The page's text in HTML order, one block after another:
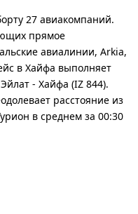
27 авиакомпаний.
прямое
авиалинии, Arkia,
в Хайфа выполняет
- Хайфа (IZ 844).
расстояние из
в среднем за 00:30